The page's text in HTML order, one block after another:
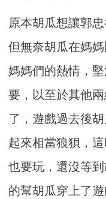
原本胡瓜想讓郭
但無奈胡瓜在媽
媽媽們的熱情，
要，以至於其他
了，遊戲過去後
起來相當狼狽，
也要玩，還沒等
的幫胡瓜穿上了